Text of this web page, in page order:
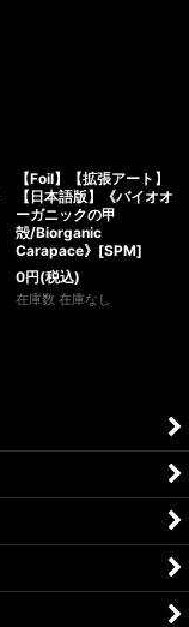
【Foil】【拡張アート】
【日本語版】《バイオオ
ーガニックの甲
殻/Biorganic
Carapace》[SPM]
0円(税込)
在庫数 在庫なし